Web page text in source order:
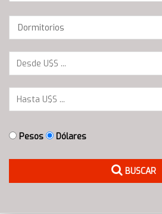
Dormitorios
Pesos Dólares
BUSCAR